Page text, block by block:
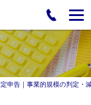
申告｜事業的規模の判定・